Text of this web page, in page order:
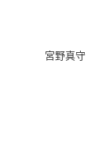
宮野真守